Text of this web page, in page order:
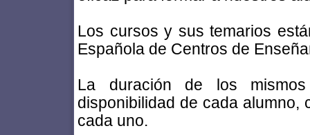
Los cursos y sus temarios
Española de Centros de
La duración de los
disponibilidad de cada alumno,
cada uno.